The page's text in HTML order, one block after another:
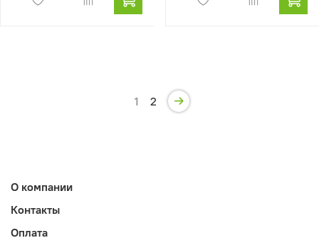
1 2
О компании
Контакты
Оплата